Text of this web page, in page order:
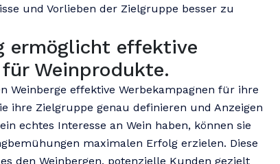
und Vorlieben der Zielgruppe besser zu
ermöglicht effektive
Weinprodukte.
Weinberge effektive Werbekampagnen für ihre
ihre Zielgruppe genau definieren und Anzeigen
echtes Interesse an Wein haben, können sie
maximalen Erfolg erzielen. Diese
den Weinbergen, potenzielle Kunden gezielt